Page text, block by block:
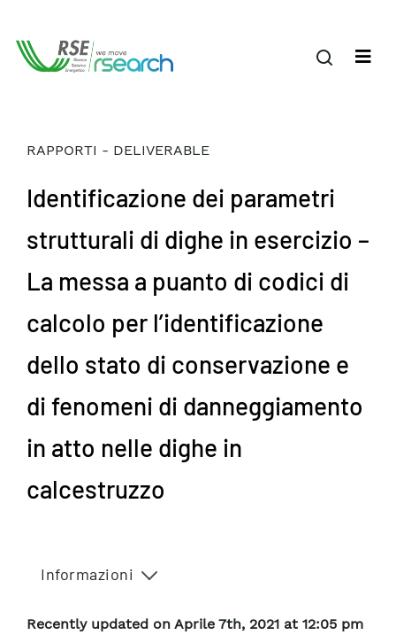
RAPPORTI - DELIVERABLE
Identificazione dei parametri
strutturali di dighe in esercizio –
La messa a puanto di codici di
calcolo per l’identificazione
dello stato di conservazione e
di fenomeni di danneggiamento
in atto nelle dighe in
calcestruzzo
Informazioni
Recently updated on Aprile 7th, 2021 at 12:05 pm